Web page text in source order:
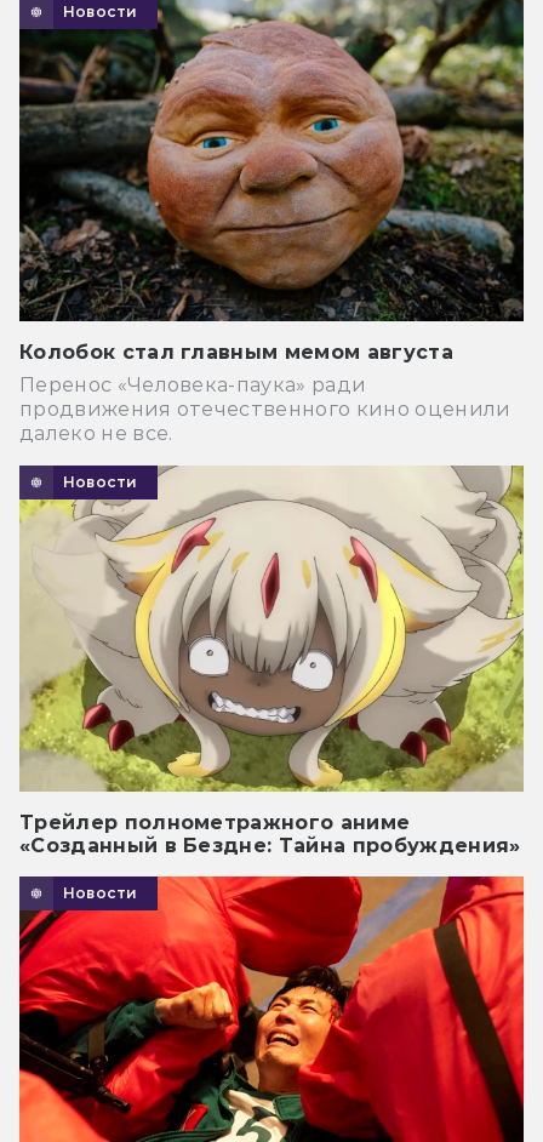
Новости
Колобок стал главным мемом августа
Перенос «Человека-паука» ради
продвижения отечественного кино оценили
далеко не все.
Новости
Трейлер полнометражного аниме
«Созданный в Бездне: Тайна пробуждения»
Новости